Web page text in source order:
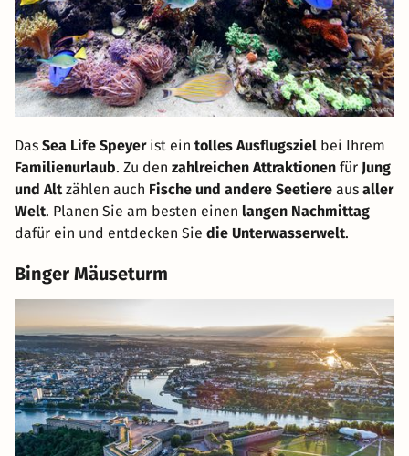
Das Sea Life Speyerist ein tolles Ausflugsziel bei Ihrem
Familienurlaub. Zu den zahlreichen Attraktionen für Jung
und Alt zählen auch Fische und andere Seetiere aus aller
Welt. Planen Sie am besten einen langen Nachmittag
dafür ein und entdecken Sie die Unterwasserwelt.
Binger Mäuseturm